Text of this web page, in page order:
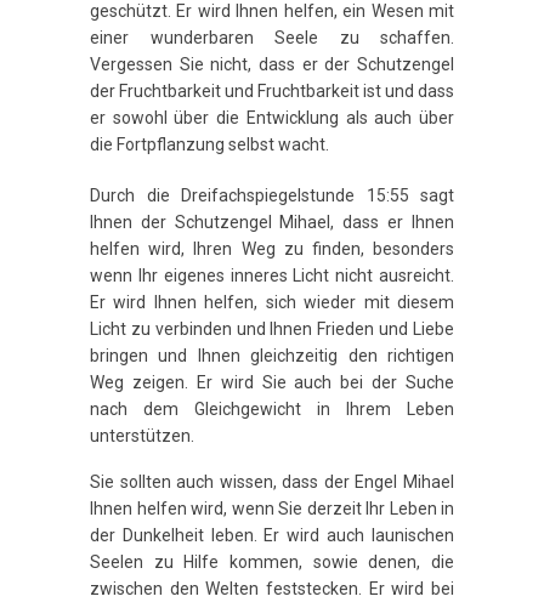
geschützt. Er wird Ihnen helfen, ein Wesen mit
einer wunderbaren Seele zu schaffen.
Vergessen Sie nicht, dass er der Schutzengel
der Fruchtbarkeit und Fruchtbarkeit ist und dass
er sowohl über die Entwicklung als auch über
die Fortpflanzung selbst wacht.
Durch die Dreifachspiegelstunde 15:55 sagt
Ihnen der Schutzengel Mihael, dass er Ihnen
helfen wird, Ihren Weg zu finden, besonders
wenn Ihr eigenes inneres Licht nicht ausreicht.
Er wird Ihnen helfen, sich wieder mit diesem
Licht zu verbinden und Ihnen Frieden und Liebe
bringen und Ihnen gleichzeitig den richtigen
Weg zeigen. Er wird Sie auch bei der Suche
nach dem Gleichgewicht in Ihrem Leben
unterstützen.
Sie sollten auch wissen, dass der Engel Mihael
Ihnen helfen wird, wenn Sie derzeit Ihr Leben in
der Dunkelheit leben. Er wird auch launischen
Seelen zu Hilfe kommen, sowie denen, die
zwischen den Welten feststecken. Er wird bei